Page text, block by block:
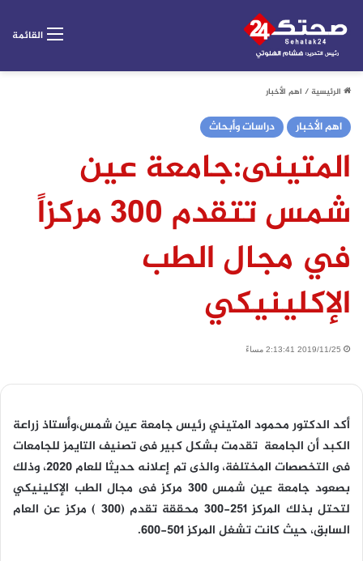
القائمة
الرئيسية/ اهم الأخبار
اهم الأخبار دراسات وأبحاث
المتينى:جامعة عين
شمس تتقدم 300 مركزاً
في مجال الطب
الإكلينيكي
2019/11/25 2:13:41 مساءً
أكد الدكتور محمود المتيني رئيس جامعة عين شمس،وأستاذ زراعة
الكبد أن الجامعة تقدمت بشكل كبير فى تصنيف التايمز للجامعات
فى التخصصات المختلفة، والذى تم إعلانه حديثا للعام 2020، وذلك
بصعود جامعة عين شمس 300 مركز فى مجال الطب الإكلينيكي
لتحتل بذلك المركز 251-300 محققة تقدم (300 ) مركز عن العام
السابق، حيث كانت تشغل المركز 501-600.